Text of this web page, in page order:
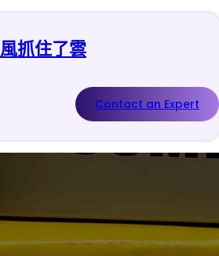
風抓住了雲
Contact an Expert